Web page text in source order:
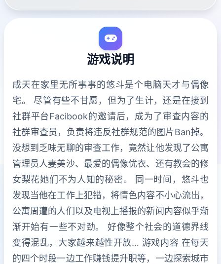
游戏说明
成天在家里无所事事的悠斗是个电脑天才与偶像
宅。 尽管有些不甘愿，但为了生计，还是在接到
社群平台Facibook的邀请后，成为了审查内容的
社群审查员，负责将违反社群规范的图片Ban掉。
没想到乏味无聊的审查工作，竟然让他发现了公寓
管理员人妻美沙、最爱的偶像优衣、还有教会的修
女梨花她们不为人知的秘密。 同一时间，悠斗也
发现当他在工作上犯错，将情色内容不小心流出，
公寓周遭的人们以及电视上播报的新闻内容似乎渐
渐开始有一些不对劲。 好像整个社会的道德界线
变得混乱，大家越来越性开放… 游戏内容 在每天
的四个时段一边工作赚钱提升职等，一边探索城市